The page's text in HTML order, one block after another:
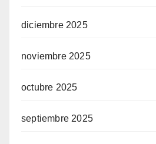
diciembre 2025
noviembre 2025
octubre 2025
septiembre 2025